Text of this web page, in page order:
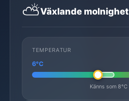
⛅Växlande molnighet
TEMPERATUR
6°C
Känns som 8°C